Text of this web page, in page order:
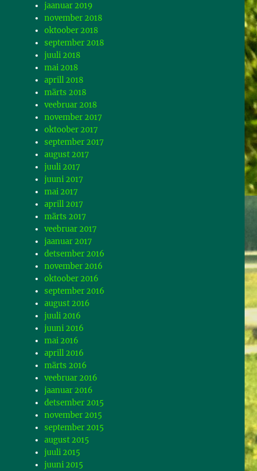
jaanuar 2019
november 2018
oktoober 2018
september 2018
juuli 2018
mai 2018
aprill 2018
märts 2018
veebruar 2018
november 2017
oktoober 2017
september 2017
august 2017
juuli 2017
juuni 2017
mai 2017
aprill 2017
märts 2017
veebruar 2017
jaanuar 2017
detsember 2016
november 2016
oktoober 2016
september 2016
august 2016
juuli 2016
juuni 2016
mai 2016
aprill 2016
märts 2016
veebruar 2016
jaanuar 2016
detsember 2015
november 2015
september 2015
august 2015
juuli 2015
juuni 2015